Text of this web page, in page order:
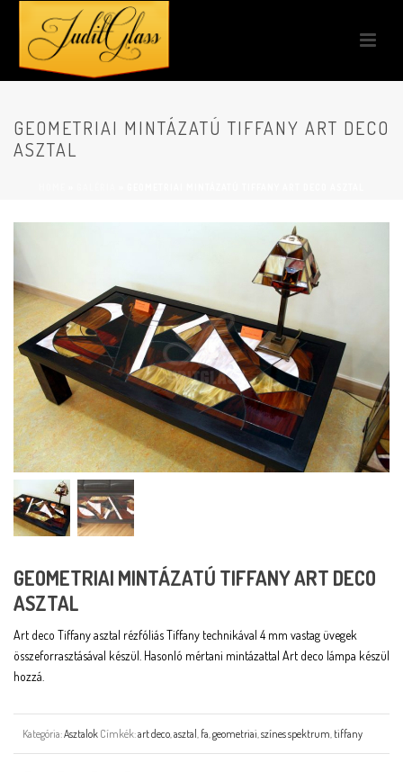
GEOMETRIAI MINTÁZATÚ TIFFANY ART DECO
ASZTAL
GEOMETRIAI MINTÁZATÚ TIFFANY ART DECO
ASZTAL
Art deco Tiffany asztal rézfóliás Tiffany technikával 4 mm vastag üvegek
összeforrasztásával készül. Hasonló mértani mintázattal Art deco lámpa készül
hozzá.
Kategória:Asztalok Címkék:art deco asztal fa geometriai színes spektrum tiffany